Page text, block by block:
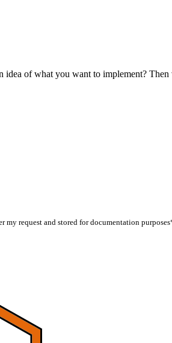
of what you want to implement?
my request and stored for documentation